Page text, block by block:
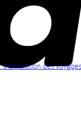
des voyages